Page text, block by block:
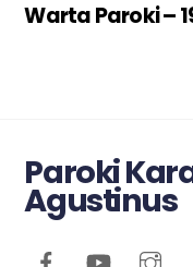
Warta Paroki –
Paroki
Agustinus